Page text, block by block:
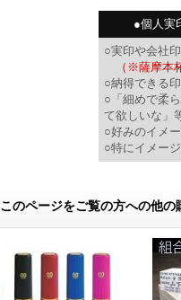
●個人実
○実印や会社
（※薩摩本
○納得できる
○「細めで柔
て欲しいな」
○好みのイメ
○特にイメー
このページをご覧の方への他